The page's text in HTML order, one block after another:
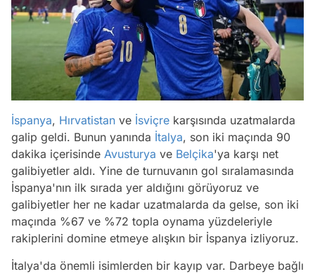
İspanya, Hırvatistan ve İsviçre karşısında uzatmalarda
galip geldi. Bunun yanında İtalya, son iki maçında 90
dakika içerisinde Avusturya ve Belçika'ya karşı net
galibiyetler aldı. Yine de turnuvanın gol sıralamasında
İspanya'nın ilk sırada yer aldığını görüyoruz ve
galibiyetler her ne kadar uzatmalarda da gelse, son iki
maçında %67 ve %72 topla oynama yüzdeleriyle
rakiplerini domine etmeye alışkın bir İspanya izliyoruz.
İtalya'da önemli isimlerden bir kayıp var. Darbeye bağlı